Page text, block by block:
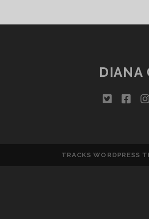
DIANA
twitter
TRACKS WORDPRESS